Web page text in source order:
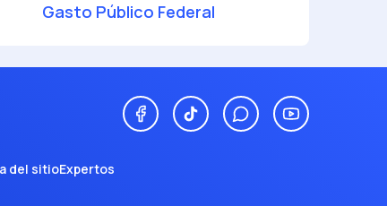
Gasto Público Federal
del sitioExpertos